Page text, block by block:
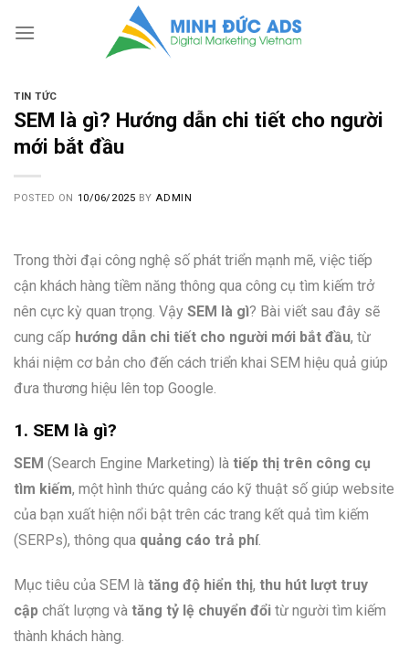
TIN TỨC
SEM là gì? Hướng dẫn chi tiết cho người
mới bắt đầu
POSTED ON 10/06/2025 BY ADMIN
Trong thời đại công nghệ số phát triển mạnh mẽ, việc tiếp
cận khách hàng tiềm năng thông qua công cụ tìm kiếm trở
nên cực kỳ quan trọng. Vậy SEM là gì? Bài viết sau đây sẽ
cung cấp hướng dẫn chi tiết cho người mới bắt đầu, từ
khái niệm cơ bản cho đến cách triển khai SEM hiệu quả giúp
đưa thương hiệu lên top Google.
1. SEM là gì?
SEM (Search Engine Marketing) là tiếp thị trên công cụ
tìm kiếm, một hình thức quảng cáo kỹ thuật số giúp website
của bạn xuất hiện nổi bật trên các trang kết quả tìm kiếm
(SERPs), thông qua quảng cáo trả phí.
Mục tiêu của SEM là tăng độ hiển thị, thu hút lượt truy
cập chất lượng và tăng tỷ lệ chuyển đổi từ người tìm kiếm
thành khách hàng.